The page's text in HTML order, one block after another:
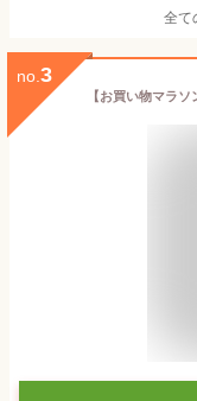
全て
no. 3